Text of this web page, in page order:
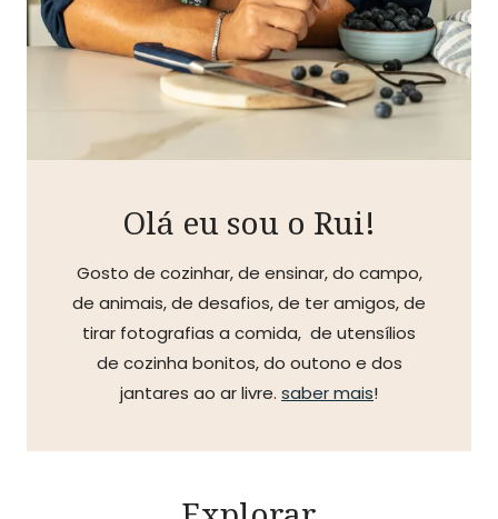
Olá eu sou o Rui!
Gosto de cozinhar, de ensinar, do campo,
de animais, de desafios, de ter amigos, de
tirar fotografias a comida, de utensílios
de cozinha bonitos, do outono e dos
jantares ao ar livre. saber mais!